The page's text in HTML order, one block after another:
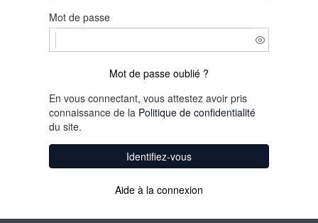
Mot de passe
Mot de passe oublié ?
En vous connectant, vous attestez avoir pris
connaissance de la Politique de confidentialité
du site.
Identifiez-vous
Aide à la connexion